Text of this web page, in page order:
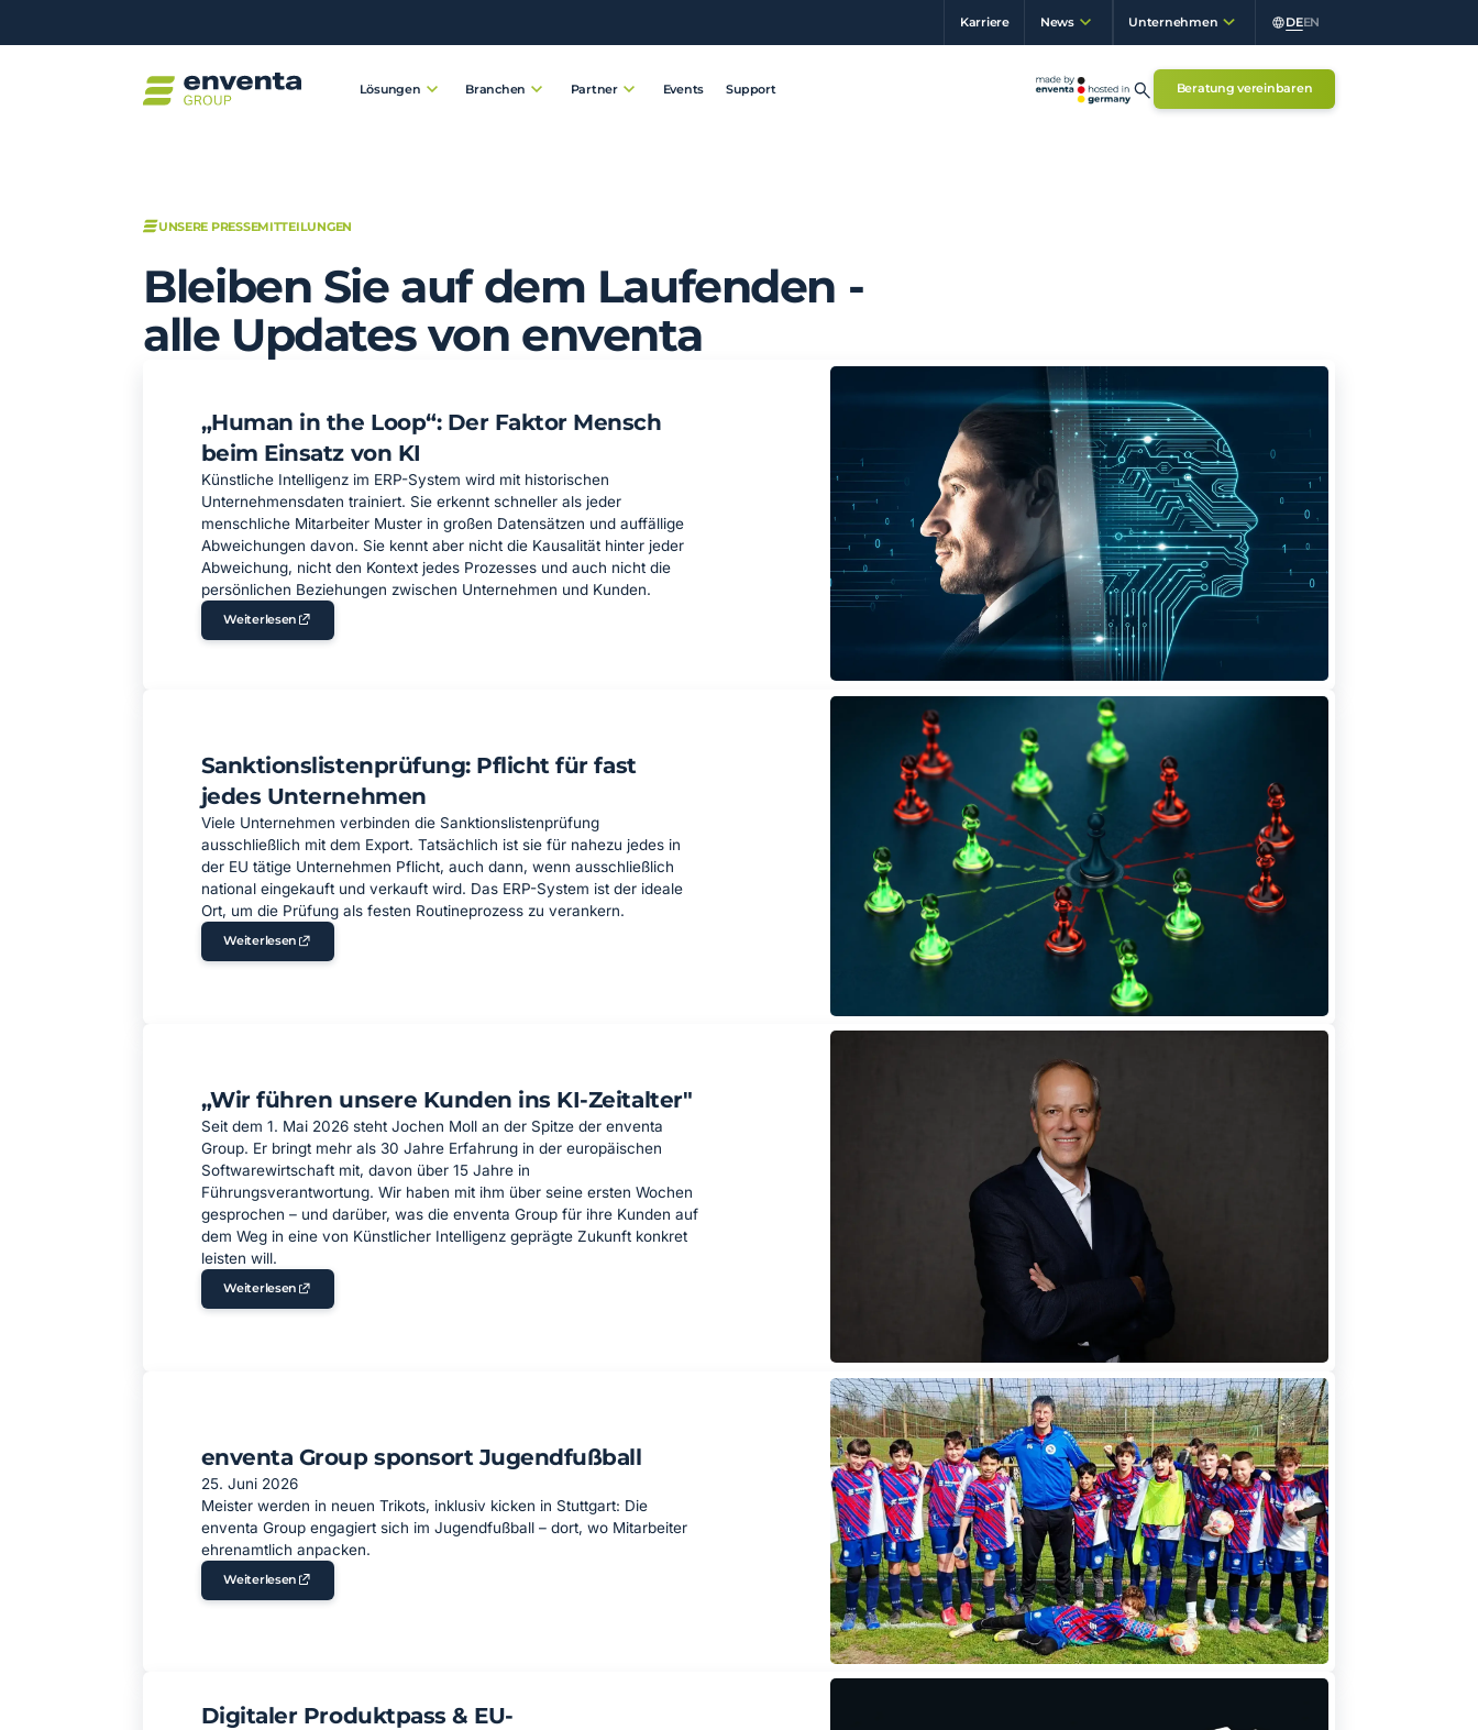
Karriere News Unternehmen DEEN
Lösungen Branchen Partner Events Support Beratung vereinbaren
UNSERE PRESSEMITTEILUNGEN
Bleiben Sie auf dem Laufenden -
alle Updates von enventa
„Human in the Loop“: Der Faktor Mensch
beim Einsatz von KI
Künstliche Intelligenz im ERP-System wird mit historischen
Unternehmensdaten trainiert. Sie erkennt schneller als jeder
menschliche Mitarbeiter Muster in großen Datensätzen und auffällige
Abweichungen davon. Sie kennt aber nicht die Kausalität hinter jeder
Abweichung, nicht den Kontext jedes Prozesses und auch nicht die
persönlichen Beziehungen zwischen Unternehmen und Kunden.
Weiterlesen
Sanktionslistenprüfung: Pflicht für fast
jedes Unternehmen
Viele Unternehmen verbinden die Sanktionslistenprüfung
ausschließlich mit dem Export. Tatsächlich ist sie für nahezu jedes in
der EU tätige Unternehmen Pflicht, auch dann, wenn ausschließlich
national eingekauft und verkauft wird. Das ERP-System ist der ideale
Ort, um die Prüfung als festen Routineprozess zu verankern.
Weiterlesen
„Wir führen unsere Kunden ins KI-Zeitalter"
Seit dem 1. Mai 2026 steht Jochen Moll an der Spitze der enventa
Group. Er bringt mehr als 30 Jahre Erfahrung in der europäischen
Softwarewirtschaft mit, davon über 15 Jahre in
Führungsverantwortung. Wir haben mit ihm über seine ersten Wochen
gesprochen – und darüber, was die enventa Group für ihre Kunden auf
dem Weg in eine von Künstlicher Intelligenz geprägte Zukunft konkret
leisten will.
Weiterlesen
enventa Group sponsort Jugendfußball
25. Juni 2026
Meister werden in neuen Trikots, inklusiv kicken in Stuttgart: Die
enventa Group engagiert sich im Jugendfußball – dort, wo Mitarbeiter
ehrenamtlich anpacken.
Weiterlesen
Digitaler Produktpass & EU-